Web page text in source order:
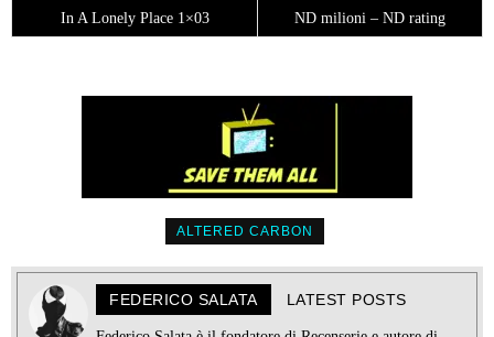
In A Lonely Place 1×03 ND milioni – ND rating
ALTERED CARBON
FEDERICO SALATA LATEST POSTS